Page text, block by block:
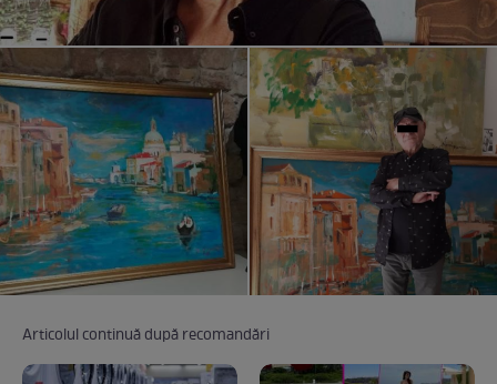
Articolul continuă după recomandări